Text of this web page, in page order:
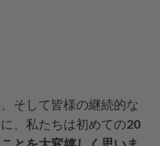
そして皆様の継続的な
、私たちは初めての20